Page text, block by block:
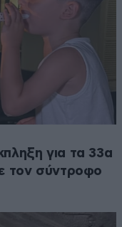
για τα 33α
τον σύντροφο